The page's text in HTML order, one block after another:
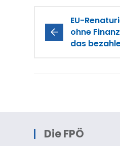
EU-
ohne
das
Die FPÖ